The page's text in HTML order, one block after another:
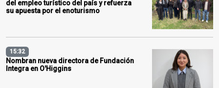
del empleo turístico del país y refuerza
su apuesta por el enoturismo
15:32
Nombran nueva directora de Fundación
Integra en O'Higgins